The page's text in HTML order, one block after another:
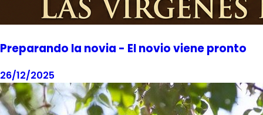
Preparando la novia - El novio viene pronto
26/12/2025